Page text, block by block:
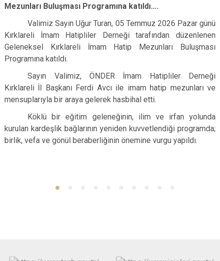
Mezunları Buluşması Programına katıldı….
Valimiz Sayın Uğur Turan, 05 Temmuz 2026 Pazar günü
Kırklareli İmam Hatipliler Derneği tarafından düzenlenen
Geleneksel Kırklareli İmam Hatip Mezunları Buluşması
Programına katıldı.
Sayın Valimiz, ÖNDER İmam Hatipliler Derneği
Kırklareli İl Başkanı Ferdi Avcı ile imam hatip mezunları ve
mensuplarıyla bir araya gelerek hasbihal etti.
Köklü bir eğitim geleneğinin, ilim ve irfan yolunda
kurulan kardeşlik bağlarının yeniden kuvvetlendiği programda;
birlik, vefa ve gönül beraberliğinin önemine vurgu yapıldı.